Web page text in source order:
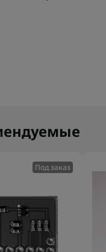
Под заказ